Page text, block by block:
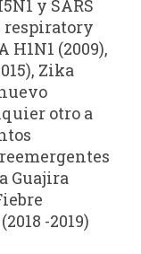
y SARS
respiratory
(2009),
Zika
otro a
Guajira
-2019)